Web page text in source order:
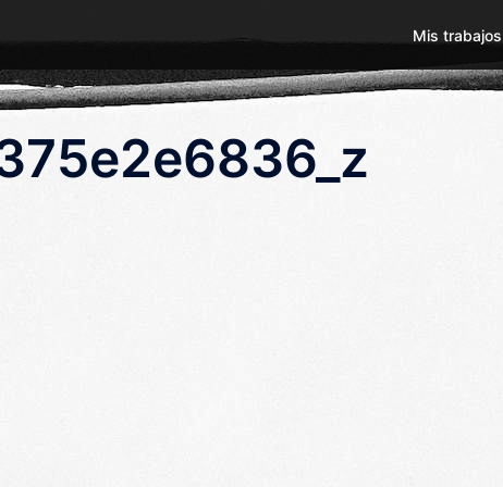
Mis trabajos